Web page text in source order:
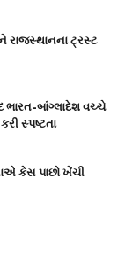
રાજસ્થાનના ટ્રસ્ટ
બાંગ્લાદેશ વચ્ચે
સ્પષ્ટતા
કેસ પાછો ખેંચી